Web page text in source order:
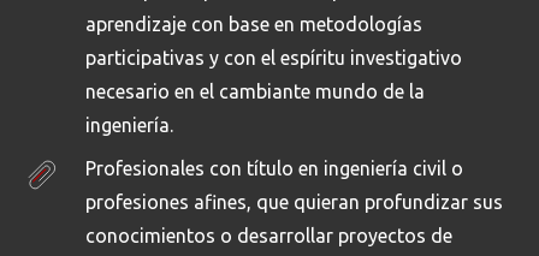
aprendizaje con base en metodologías
participativas y con el espíritu investigativo
necesario en el cambiante mundo de la
ingeniería.
Profesionales con título en ingeniería civil o
profesiones afines, que quieran profundizar sus
conocimientos o desarrollar proyectos de